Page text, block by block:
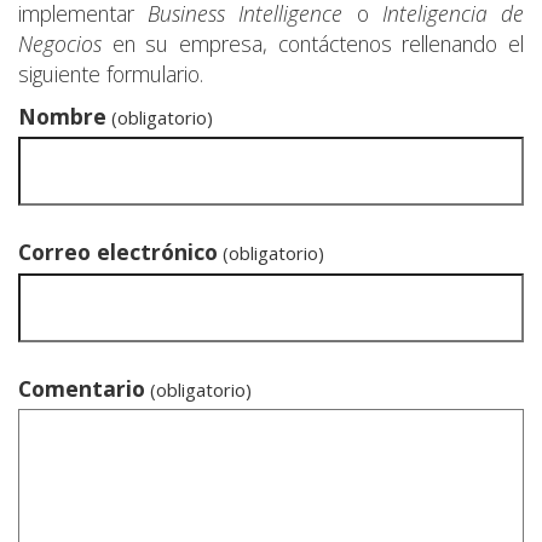
implementar Business Intelligence o Inteligencia de
Negocios en su empresa, contáctenos rellenando el
siguiente formulario.
Nombre (obligatorio)
Correo electrónico (obligatorio)
Comentario (obligatorio)